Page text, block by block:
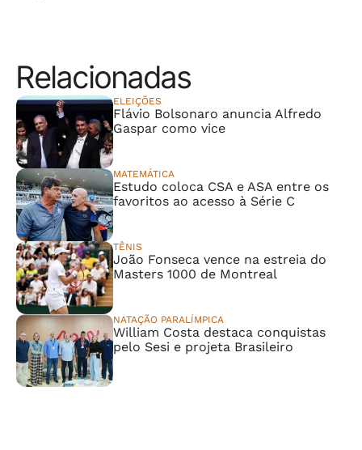
Relacionadas
ELEIÇÕES
Flávio Bolsonaro anuncia Alfredo
Gaspar como vice
MATEMÁTICA
Estudo coloca CSA e ASA entre os
favoritos ao acesso à Série C
TÊNIS
João Fonseca vence na estreia do
Masters 1000 de Montreal
NATAÇÃO PARALÍMPICA
William Costa destaca conquistas
pelo Sesi e projeta Brasileiro